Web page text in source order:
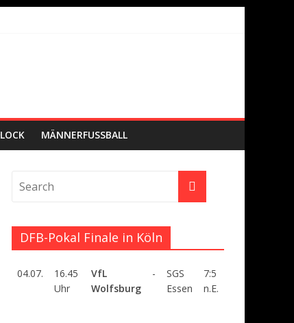
MÄNNERFUSSBALL
DFB-Pokal Finale in Köln
04.07.
16.45
Uhr
VfL
Wolfsburg
-
SGS
Essen
7:5
n.E.